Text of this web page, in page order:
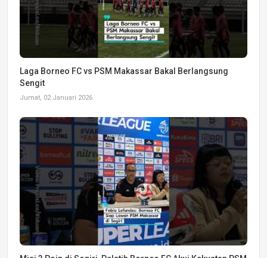
Laga Borneo FC vs PSM Makassar Bakal Berlangsung
Sengit
Jumat, 02 Januari 2026